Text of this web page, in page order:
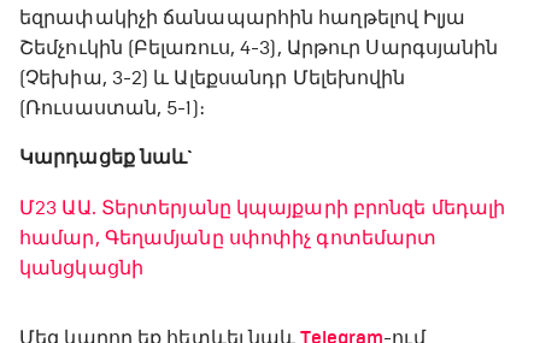
եզրափակիչի ճանապարհին հաղթելով Իլյա
Շեմչուկին (Բելառուս, 4-3), Արթուր Սարգսյանին
(Չեխիա, 3-2) և Ալեքսանդր Մելեխովին
(Ռուսաստան, 5-1)։
Կարդացեք նաև`
Մ23 ԱԱ. Տերտերյանը կպայքարի բրոնզե մեդալի
համար, Գեղամյանը սփոփիչ գոտեմարտ
կանցկացնի
Մեզ կարող եք հետևել նաև Telegram-ում